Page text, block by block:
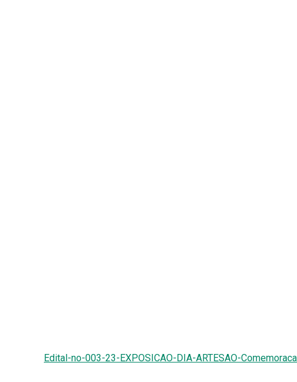
Edital-no-003-23-EXPOSICAO-DIA-ARTESAO-